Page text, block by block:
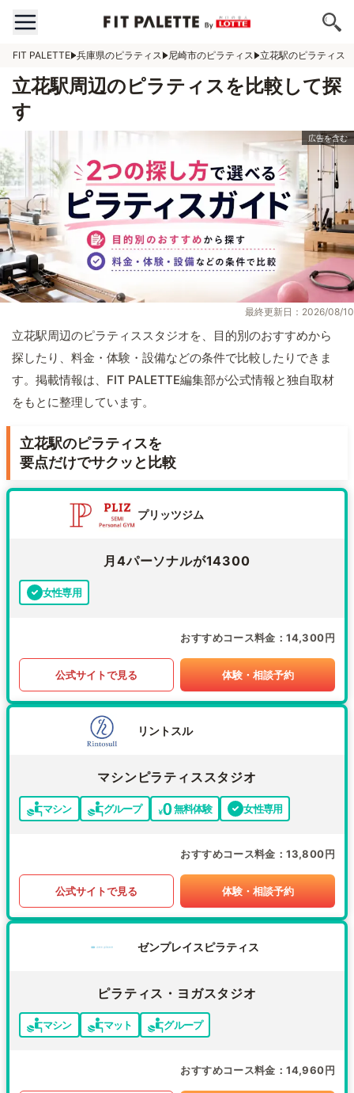
FIT PALETTE 兵庫県のピラティス 尼崎市のピラティス 立花駅のピラティス
立花駅周辺のピラティスを比較して探
す
最終更新日：2026/08/10
立花駅周辺のピラティススタジオを、目的別のおすすめから
探したり、料金・体験・設備などの条件で比較したりできま
す。掲載情報は、FIT PALETTE編集部が公式情報と独自取材
をもとに整理しています。
立花駅のピラティスを
要点だけでサクッと比較
プリッツジム
月4パーソナルが14300
女性専用
おすすめコース料金 14,300円
公式サイトで見る 体験・相談予約
リントスル
マシンピラティススタジオ
マシン グループ 無料体験 女性専用
おすすめコース料金 13,800円
公式サイトで見る 体験・相談予約
ゼンプレイスピラティス
ピラティス・ヨガスタジオ
マシン マット グループ
おすすめコース料金 14,960円